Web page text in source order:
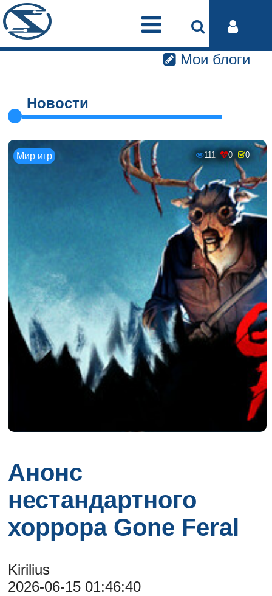
Мои блоги
Новости
Мир игр 111 0 0
Анонс
нестандартного
хоррора Gone Feral
Kirilius
2026-06-15 01:46:40